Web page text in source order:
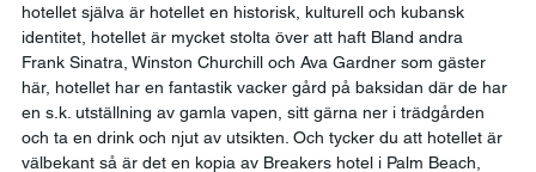
hotellet själva är hotellet en historisk, kulturell och kubansk
identitet, hotellet är mycket stolta över att haft Bland andra
Frank Sinatra, Winston Churchill och Ava Gardner som gäster
här, hotellet har en fantastik vacker gård på baksidan där de har
en s.k. utställning av gamla vapen, sitt gärna ner i trädgården
och ta en drink och njut av utsikten. Och tycker du att hotellet är
välbekant så är det en kopia av Breakers hotel i Palm Beach,